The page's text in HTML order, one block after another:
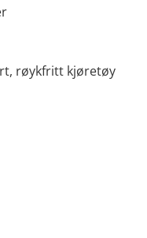
røykfritt kjøretøy